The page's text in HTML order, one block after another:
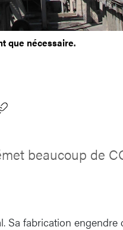
que nécessaire.
beaucoup de
Sa fabrication engendre